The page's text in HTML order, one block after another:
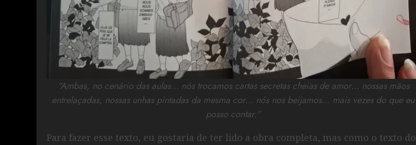
“Ambas, no cenário das aulas… nós trocamos cartas secretas cheias de amor… nossas mãos
entrelaçadas, nossas unhas pintadas da mesma cor… nós nos beijamos… mais vezes do que eu
posso contar.”
Para fazer esse texto, eu gostaria de ter lido a obra completa, mas como o texto do